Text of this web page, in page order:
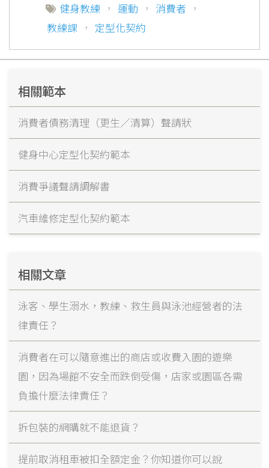
健身教練 ， 運動 ， 消費者 ，
教練課 ， 定型化契約
相關範本
消費者債務清理（更生／清算）聲請狀
健身中心定型化契約範本
消費爭議聲請調解書
汽車維修定型化契約範本
相關文章
泳客、學生溺水，教練、救生員與泳池經營者的法
律責任？
消費者在可以隨意進出的商店或收費入園的遊樂
園，因為場館不安全而跌倒受傷，店家或園區各需
負擔什麼法律責任？
拆包裝的網購就不能退貨？
提前取消租車被扣全額定金？你知道你可以說